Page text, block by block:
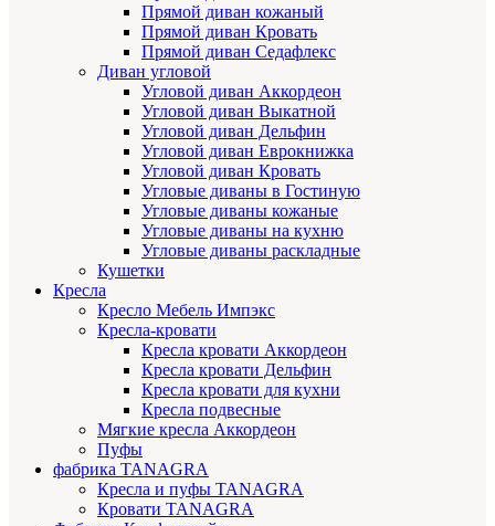
Прямой диван кожаный
Прямой диван Кровать
Прямой диван Седафлекс
Диван угловой
Угловой диван Аккордеон
Угловой диван Выкатной
Угловой диван Дельфин
Угловой диван Еврокнижка
Угловой диван Кровать
Угловые диваны в Гостиную
Угловые диваны кожаные
Угловые диваны на кухню
Угловые диваны раскладные
Кушетки
Кресла
Кресло Мебель Импэкс
Кресла-кровати
Кресла кровати Аккордеон
Кресла кровати Дельфин
Кресла кровати для кухни
Кресла подвесные
Мягкие кресла Аккордеон
Пуфы
фабрика TANAGRA
Кресла и пуфы TANAGRA
Кровати TANAGRA